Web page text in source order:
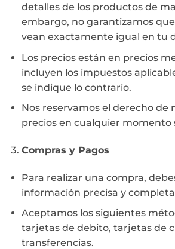
detalles de los productos de
embargo, no garantizamos que
vean exactamente igual en tu
Los precios están en precios
incluyen los impuestos
se indique lo contrario.
Nos reservamos el derecho de
precios en cualquier momento
Compras y Pagos
Para realizar una compra,
información precisa y
Aceptamos los siguientes
tarjetas de debito, tarjetas de
transferencias.